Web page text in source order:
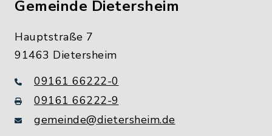
Gemeinde Dietersheim
Hauptstraße 7
91463 Dietersheim
09161 66222-0
09161 66222-9
gemeinde@dietersheim.de